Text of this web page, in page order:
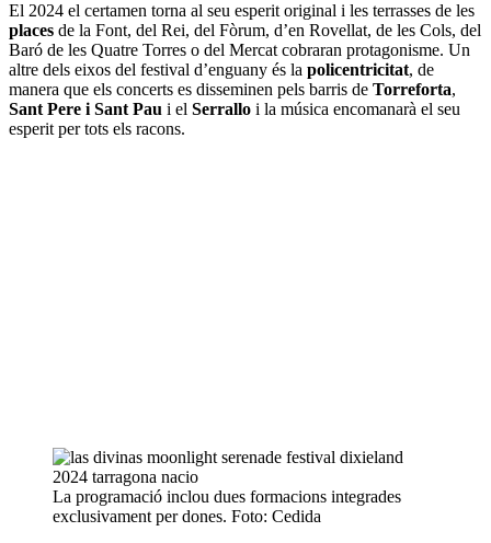
El 2024 el certamen torna al seu esperit original i les terrasses de les
places de la Font, del Rei, del Fòrum, d’en Rovellat, de les Cols, del
Baró de les Quatre Torres o del Mercat cobraran protagonisme. Un
altre dels eixos del festival d’enguany és la policentricitat, de
manera que els concerts es disseminen pels barris de Torreforta,
Sant Pere i Sant Pau i el Serrallo i la música encomanarà el seu
esperit per tots els racons.
La programació inclou dues formacions integrades
exclusivament per dones. Foto: Cedida